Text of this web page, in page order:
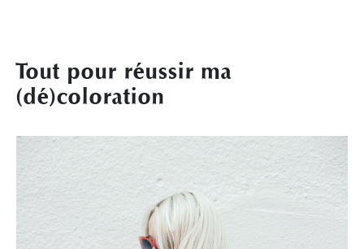
Tout pour réussir ma
(dé)coloration